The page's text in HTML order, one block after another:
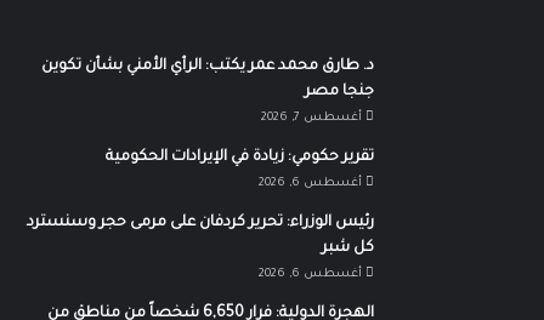
د. طارق محمد عمر يكتب: الرأي الأمني بشأن تكوين
جنجا مصر
أغسطس 7, 2026
تقرير حكومي: زيادة في الإيرادات الحكومية
أغسطس 6, 2026
رئيس الوزراء: تحرير كردفان على مرمى حجر وسنسترد
كل شبر
أغسطس 6, 2026
الهجرة الدولية: فرار 6,650 شخصاً من مناطق من